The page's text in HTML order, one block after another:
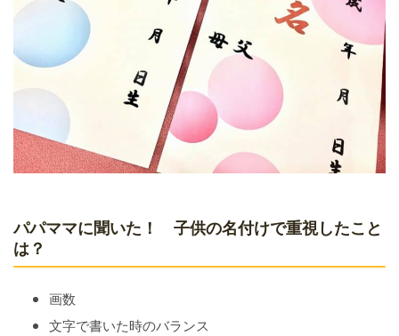
パパママに聞いた！ 子供の名付けで重視したこと
は？
画数
文字で書いた時のバランス